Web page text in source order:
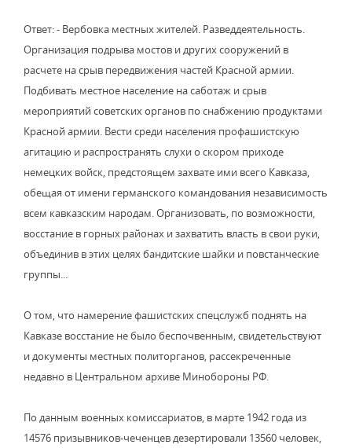
Ответ: - Вербовка местных жителей. Разведдеятельность.
Организация подрыва мостов и других сооружений в
расчете на срыв передвижения частей Красной армии.
Подбивать местное население на саботаж и срыв
мероприятий советских органов по снабжению продуктами
Красной армии. Вести среди населения профашистскую
агитацию и распространять слухи о скором приходе
немецких войск, предстоящем захвате ими всего Кавказа,
обещая от имени германского командования независимость
всем кавказским народам. Организовать, по возможности,
восстание в горных районах и захватить власть в свои руки,
объединив в этих целях бандитские шайки и повстанческие
группы...
О том, что намерение фашистских спецслужб поднять на
Кавказе восстание не было беспочвенным, свидетельствуют
и документы местных политорганов, рассекреченные
недавно в Центральном архиве Минобороны РФ.
По данным военных комиссариатов, в марте 1942 года из
14576 призывников-чеченцев дезертировали 13560 человек,